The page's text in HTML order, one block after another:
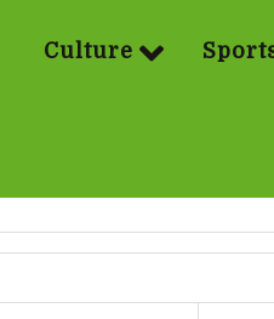
Culture